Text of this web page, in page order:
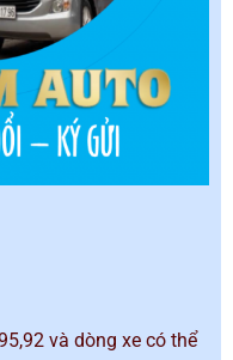
và dòng xe có thể